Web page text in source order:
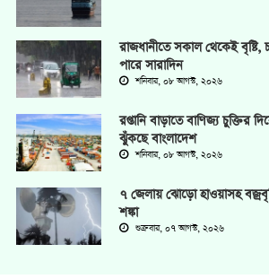
রাজধানীতে সকাল থেকেই বৃষ্টি,
পারে সারাদিন
শনিবার, ০৮ আগস্ট, ২০২৬
রপ্তানি বাড়াতে বাণিজ্য চুক্তির
ঝুঁকছে বাংলাদেশ
শনিবার, ০৮ আগস্ট, ২০২৬
৭ জেলায় ঝোড়ো হাওয়াসহ
শঙ্কা
শুক্রবার, ০৭ আগস্ট, ২০২৬